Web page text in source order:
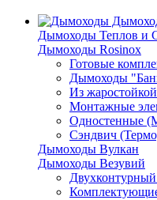
Дымоходы Теплов и
Дымоходы Rosinox
Готовые
Дымоходы
Из
Монтажные
Одностенные
Сэндвич
Дымоходы Вулкан
Дымоходы Везувий